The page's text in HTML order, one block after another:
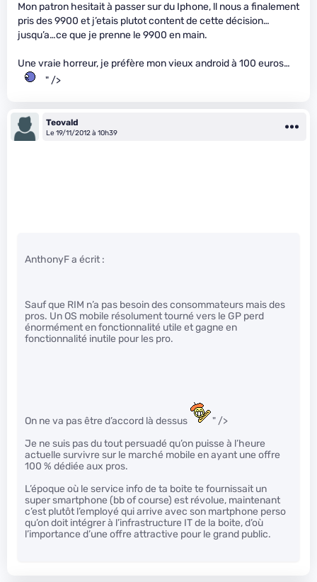
Mon patron hesitait à passer sur du Iphone, ll nous a finalement
pris des 9900 et j’etais plutot content de cette décision…
jusqu’a…ce que je prenne le 9900 en main.
Une vraie horreur, je préfère mon vieux android à 100 euros…
" />
Teovald
Le 19/11/2012 à 10h39
AnthonyF a écrit :
Sauf que RIM n’a pas besoin des consommateurs mais des
pros. Un OS mobile résolument tourné vers le GP perd
énormément en fonctionnalité utile et gagne en
fonctionnalité inutile pour les pro.
On ne va pas être d’accord là dessus
" />
Je ne suis pas du tout persuadé qu’on puisse à l’heure
actuelle survivre sur le marché mobile en ayant une offre
100 % dédiée aux pros.
L’époque où le service info de ta boite te fournissait un
super smartphone (bb of course) est révolue, maintenant
c’est plutôt l’employé qui arrive avec son martphone perso
qu’on doit intégrer à l’infrastructure IT de la boite, d’où
l’importance d’une offre attractive pour le grand public.